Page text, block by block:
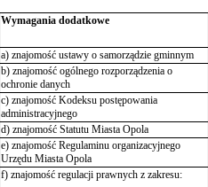
Wymagania dodatkowe
a) znajomość ustawy o samorządzie gminnym
b) znajomość ogólnego rozporządzenia o
ochronie danych
c) znajomość Kodeksu postępowania
administracyjnego
d) znajomość Statutu Miasta Opola
e) znajomość Regulaminu organizacyjnego
Urzędu Miasta Opola
f) znajomość regulacji prawnych z zakresu: